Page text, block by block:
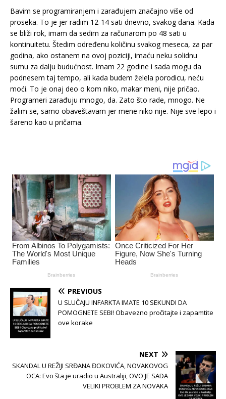
Bavim se programiranjem i zarađujem značajno više od
proseka. To je jer radim 12-14 sati dnevno, svakog dana. Kada
se bliži rok, imam da sedim za računarom po 48 sati u
kontinuitetu. Štedim određenu količinu svakog meseca, za par
godina, ako ostanem na ovoj poziciji, imaću neku solidnu
sumu za dalju budućnost. Imam 22 godine i sada mogu da
podnesem taj tempo, ali kada budem želela porodicu, neću
moći. To je onaj deo o kom niko, makar meni, nije pričao.
Programeri zarađuju mnogo, da. Zato što rade, mnogo. Ne
žalim se, samo obaveštavam jer mene niko nije. Nije sve lepo i
šareno kao u pričama.
PREVIOUS
U SLUČAJU INFARKTA IMATE 10 SEKUNDI DA
POMOGNETE SEBI! Obavezno pročitajte i zapamtite
ove korake
NEXT
SKANDAL U REŽIJI SRĐANA ĐOKOVIĆA, NOVAKOVOG
OCA: Evo šta je uradio u Australiji, OVO JE SADA
VELIKI PROBLEM ZA NOVAKA